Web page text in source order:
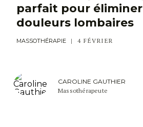
parfait pour
douleurs lombaires
MASSOTHÉRAPIE 4 FÉVRIER
CAROLINE GAUTHIER
Massothérapeute